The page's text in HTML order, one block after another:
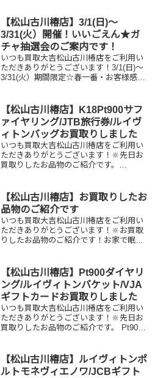
ませんか？そのお品物ぜひ！買取大吉松
山古川椿店にお査定さ...
【松山古川椿店】3/1(日)～
3/31(火）開催！いいごえん★ガ
チャ抽選会のご案内です！
いつも買取大吉松山古川椿店をご利用い
ただきありがとうございます！3/1(日)～
3/31(火）期間限定☆春一番・お客様感謝
11,500円以上ご成約のお客様限定でご参
加いただけ...
【松山古川椿店】K18Pt900サフ
ァイヤリング/JTB旅行券/ルイヴ
ィトンバッグお買取りしました
いつも買取大吉松山古川椿店をご利用い
ただきありがとうございます！🔆先日お
買取りしたお品物のご紹介です。
メイクアップお家で眠っているお品物は
ございませんか...
【松山古川椿店】お買取りしたお
品物のご紹介です
いつも買取大吉松山古川椿店をご利用い
ただきありがとうございます！🔆お買取
りしたお品物のご紹介です！お家で眠っ
定させてください！🤗
【松山古川椿店】Pt900ダイヤリ
ング/ルイヴィトンバケット/VJA
ギフトカードお買取りしました
いつも買取大吉松山古川椿店をご利用い
ただきありがとうございます！🔆先日お
買取りしたお品物のご紹介です。 Pt900
ございませんか？ぜひ買取大吉松山古川
椿店にお査定...
【松山古川椿店】ルイヴィトンポ
ルトモネヴィエノワ/JCBギフト